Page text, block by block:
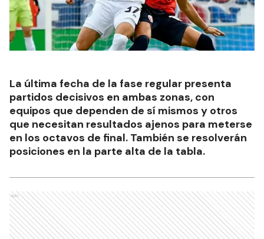
La última fecha de la fase regular presenta
partidos decisivos en ambas zonas, con
equipos que dependen de sí mismos y otros
que necesitan resultados ajenos para meterse
en los octavos de final. También se resolverán
posiciones en la parte alta de la tabla.
Ads